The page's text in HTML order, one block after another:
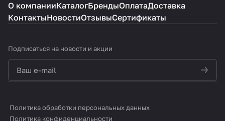
О компанииКаталогБрендыОплатаДоставка
КонтактыНовостиОтзывыСертификаты
Подписаться на новости и акции
Политика обработки персональных данных
Политика конфиденциальности